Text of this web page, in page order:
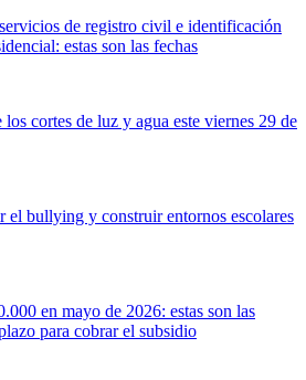
de registro civil e identificación
estas son las fechas
cortes de luz y agua este viernes 29 de
el bullying y construir entornos escolares
en mayo de 2026: estas son las
para cobrar el subsidio